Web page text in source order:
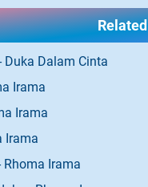
Duka Dalam Cinta
Irama
Irama
Irama
Rhoma Irama